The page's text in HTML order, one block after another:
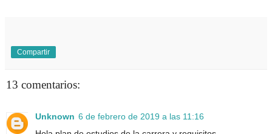
Compartir
13 comentarios:
Unknown 6 de febrero de 2019 a las 11:16